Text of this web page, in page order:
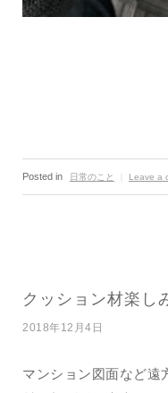
Posted in 日常のこと Leave a
クッション材楽し
2018年12月4日
マンション図面など遠